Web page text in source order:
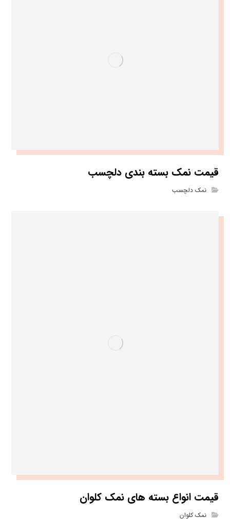
قیمت نمک بسته بندی دلچسب
نمک دلچسب
قیمت انواع بسته های نمک کلوان
نمک کلوان